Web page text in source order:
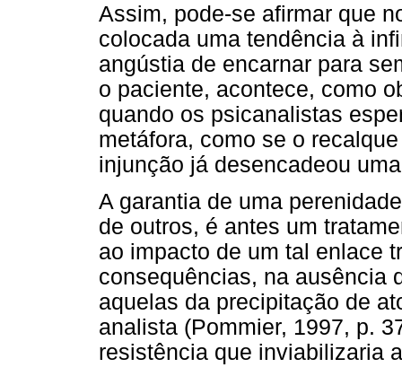
Assim, pode-se afirmar que
colocada uma tendência à
angústia de encarnar para
o paciente, acontece, como
quando os psicanalistas
metáfora, como se o
injunção já desencadeou
A garantia de uma
de outros, é antes um
ao impacto de um tal enlace
consequências, na ausência
aquelas da precipitação de
analista (Pommier, 1997, p.
resistência que inviabilizaria